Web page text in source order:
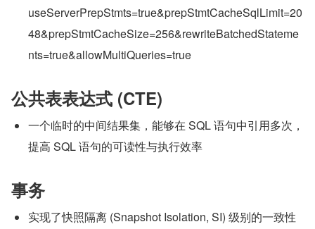
useServerPrepStmts=true&prepStmtCacheSqlLimit=20
48&prepStmtCacheSize=256&rewriteBatchedStateme
nts=true&allowMultiQueries=true
公共表表达式 (CTE)
一个临时的中间结果集，能够在 SQL 语句中引用多次，
提高 SQL 语句的可读性与执行效率
事务
实现了快照隔离 (Snapshot Isolation, SI) 级别的一致性